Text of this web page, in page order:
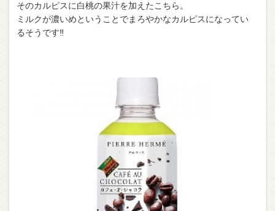
そのカルピスに白桃の果汁を加えたこちら。
ミルクが濃いめということでまろやかなカルピスになってい
るそうです‼︎